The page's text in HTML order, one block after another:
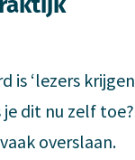
is ‘lezers krijgen
je dit nu zelf toe?
overslaan.